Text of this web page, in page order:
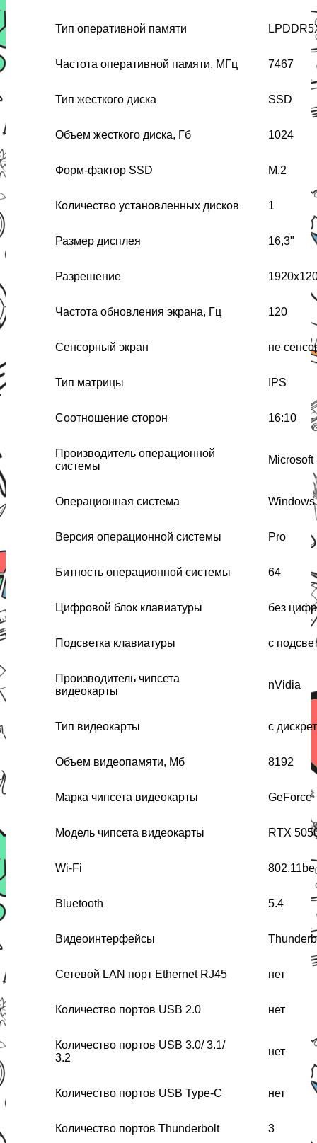
Тип оперативной памяти
Частота оперативной памяти, МГц 7467
Тип жесткого диска SSD
Объем жесткого диска, Гб 1024
Форм-фактор SSD M.2
Количество установленных дисков 1
Размер дисплея 16,3"
Разрешение
Частота обновления экрана, Гц 120
Сенсорный экран не
Тип матрицы IPS
Соотношение сторон 16:10
Производитель операционной
системы
Microsoft
Операционная система Windows
Версия операционной системы Pro
Битность операционной системы 64
Цифровой блок клавиатуры без
Подсветка клавиатуры с
Производитель чипсета
видеокарты
nVidia
Тип видеокарты с
Объем видеопамяти, Мб 8192
Марка чипсета видеокарты GeForce
Модель чипсета видеокарты RTX
Wi-Fi 802.11be
Bluetooth 5.4
Видеоинтерфейсы
Сетевой LAN порт Ethernet RJ45 нет
Количество портов USB 2.0 нет
Количество портов USB 3.0/ 3.1/
3.2
нет
Количество портов USB Type-C нет
Количество портов Thunderbolt 3